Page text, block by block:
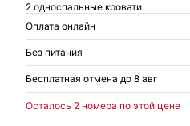
2 односпальные кровати
Оплата онлайн
Без питания
Бесплатная отмена до 8 авг
Осталось 2 номера по этой цене